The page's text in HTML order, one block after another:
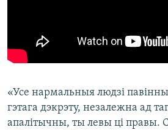
«Усе нармальныя людзі
гэтага дэкрэту, незалежна ад
апалітычны, ты левы ці правы.